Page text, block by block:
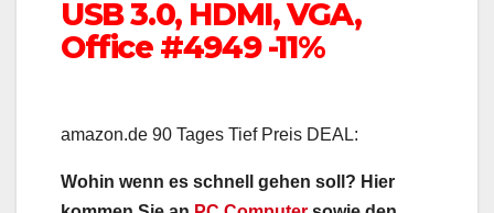
USB 3.0, HDMI, VGA,
Office #4949 -11%
amazon.de 90 Tages Tief Preis DEAL:
Wohin wenn es schnell gehen soll? Hier